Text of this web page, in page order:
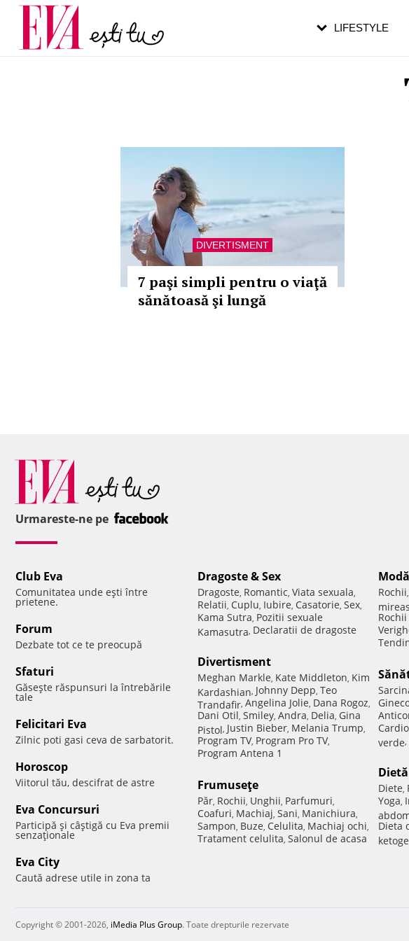
DIVERTISMENT
7 paşi simpli pentru o viaţă
sănătoasă şi lungă
LIFESTYLE
Carieră
Actualitate
pe măsură ce înaintezi în vârstă
Urmareste-ne pe
Club Eva
Comunitatea unde eşti între
prietene.
Forum
Dezbate tot ce te preocupă
Sfaturi
Găseşte răspunsuri la întrebările
tale
Felicitari Eva
Zilnic poti gasi ceva de sarbatorit.
Horoscop
Viitorul tău, descifrat de astre
Eva Concursuri
Participă şi câştigă cu Eva premii
senzaţionale
Eva City
Caută adrese utile in zona ta
Dragoste & Sex
Dragoste, Romantic, Viata sexuala,
Relatii, Cuplu, Iubire, Casatorie, Sex,
Kama Sutra, Pozitii sexuale
Kamasutra, Declaratii de dragoste
Divertisment
Meghan Markle, Kate Middleton, Kim
Kardashian, Johnny Depp, Teo
Trandafir, Angelina Jolie, Dana Rogoz,
Dani Otil, Smiley, Andra, Delia, Gina
Pistol, Justin Bieber, Melania Trump,
Program TV, Program Pro TV,
Program Antena 1
Frumuseţe
Păr, Rochii, Unghii, Parfumuri,
Coafuri, Machiaj, Sani, Manichiura,
Sampon, Buze, Celulita, Machiaj ochi,
Tratament celulita, Salonul de acasa
Modă
Rochii,
verde,
Diete,
Yoga,
Dieta
Copyright © 2001-2026, iMedia Plus Group. Toate drepturile rezervate